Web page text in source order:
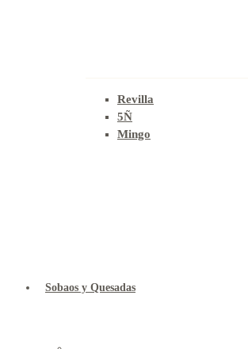
Revilla
5Ñ
Mingo
Sobaos y Quesadas